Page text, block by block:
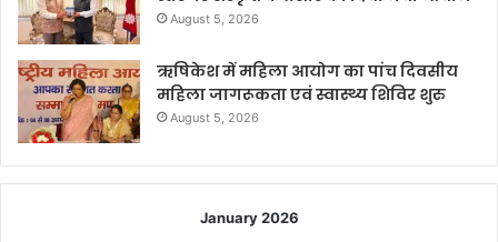
August 5, 2026
ऋषिकेश में महिला आयोग का पांच दिवसीय
महिला जागरूकता एवं स्वास्थ्य शिविर शुरु
August 5, 2026
January 2026